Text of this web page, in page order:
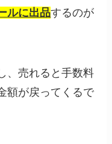
ルに出品するのが
、売れると手数料
額が戻ってくるで